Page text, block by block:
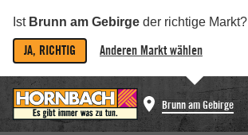
Ist Brunn am Gebirge der richtige Markt?
JA, RICHTIG Anderen Markt wählen
Brunn am Gebirge